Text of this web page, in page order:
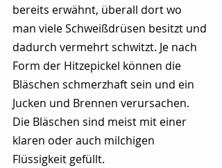
bereits erwähnt, überall dort wo
man viele Schweißdrüsen besitzt und
dadurch vermehrt schwitzt. Je nach
Form der Hitzepickel können die
Bläschen schmerzhaft sein und ein
Jucken und Brennen verursachen.
Die Bläschen sind meist mit einer
klaren oder auch milchigen
Flüssigkeit gefüllt.